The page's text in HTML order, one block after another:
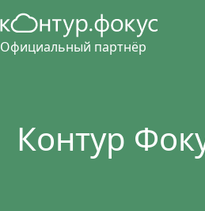
Официальный партнёр
Контур